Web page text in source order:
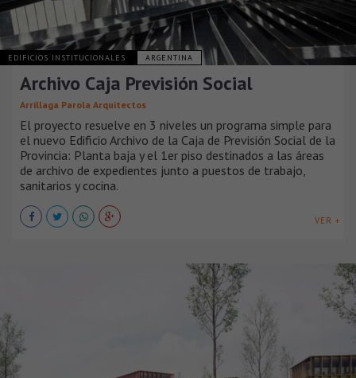
EDIFICIOS INSTITUCIONALES ARGENTINA
Archivo Caja Previsión Social
Arrillaga Parola Arquitectos
El proyecto resuelve en 3 niveles un programa simple para
el nuevo Edificio Archivo de la Caja de Previsión Social de la
Provincia: Planta baja y el 1er piso destinados a las áreas
de archivo de expedientes junto a puestos de trabajo,
sanitarios y cocina.
VER +